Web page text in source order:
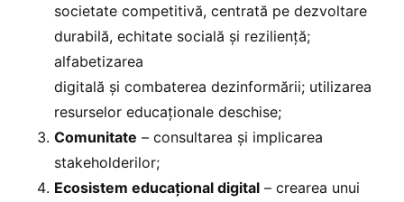
societate competitivă, centrată pe dezvoltare
durabilă, echitate socială și reziliență;
alfabetizarea
digitală și combaterea dezinformării; utilizarea
resurselor educaționale deschise;
Comunitate – consultarea și implicarea
stakeholderilor;
Ecosistem educațional digital – crearea unui